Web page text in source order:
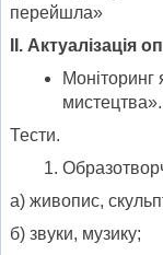
перейшла»
ІІ. Актуалізація
Моніторинг
мистецтва».
Тести.
а) живопис,
б) звуки, музику;